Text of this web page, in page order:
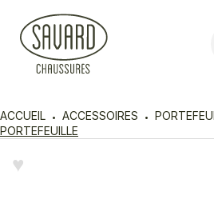
ACCUEIL ACCESSOIRES
PORTEFEUILLE
♥︎